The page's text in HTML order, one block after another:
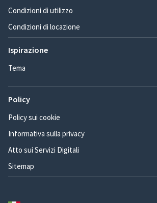
Condizioni di utilizzo
Condizioni di locazione
Ispirazione
Tema
Policy
Policy sui cookie
Informativa sulla privacy
Atto sui Servizi Digitali
Sitemap